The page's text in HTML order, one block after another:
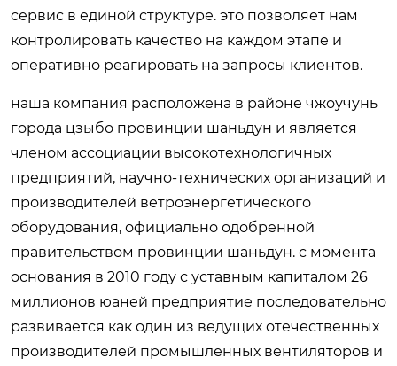
сервис в единой структуре. это позволяет нам
контролировать качество на каждом этапе и
оперативно реагировать на запросы клиентов.
наша компания расположена в районе чжоучунь
города цзыбо провинции шаньдун и является
членом ассоциации высокотехнологичных
предприятий, научно-технических организаций и
производителей ветроэнергетического
оборудования, официально одобренной
правительством провинции шаньдун. с момента
основания в 2010 году с уставным капиталом 26
миллионов юаней предприятие последовательно
развивается как один из ведущих отечественных
производителей промышленных вентиляторов и